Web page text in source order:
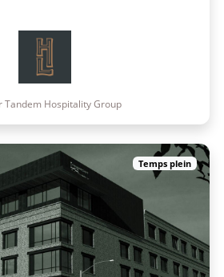
Tandem Hospitality Group
Temps plein